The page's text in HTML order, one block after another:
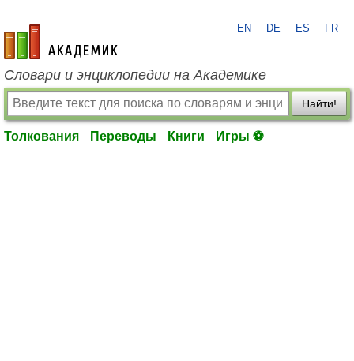
academic.ru
EN DE ES FR
Словари и энциклопедии на Академике
Найти!
Толкования Переводы Книги Игры ⚽